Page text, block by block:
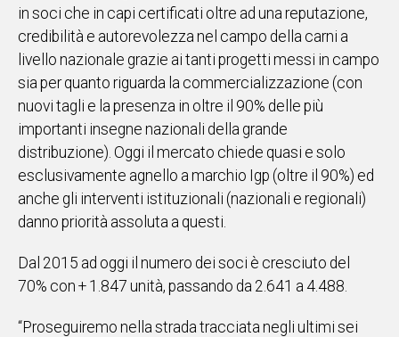
in soci che in capi certificati oltre ad una reputazione,
credibilità e autorevolezza nel campo della carni a
livello nazionale grazie ai tanti progetti messi in campo
sia per quanto riguarda la commercializzazione (con
nuovi tagli e la presenza in oltre il 90% delle più
importanti insegne nazionali della grande
distribuzione). Oggi il mercato chiede quasi e solo
esclusivamente agnello a marchio Igp (oltre il 90%) ed
anche gli interventi istituzionali (nazionali e regionali)
danno priorità assoluta a questi.
Dal 2015 ad oggi il numero dei soci è cresciuto del
70% con + 1.847 unità, passando da 2.641 a 4.488.
“Proseguiremo nella strada tracciata negli ultimi sei